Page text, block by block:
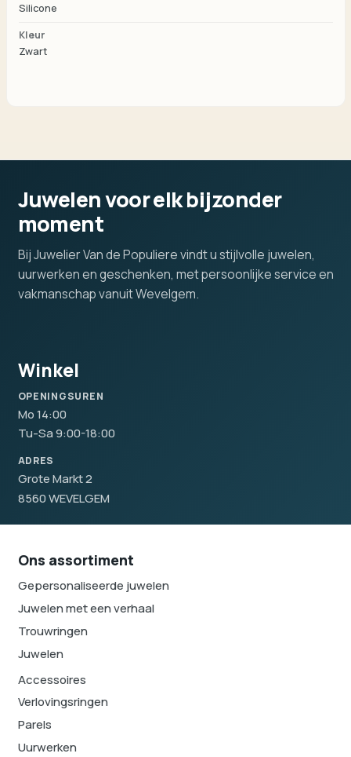
Silicone
Kleur
Zwart
Juwelen voor elk bijzonder
moment
Bij Juwelier Van de Populiere vindt u stijlvolle juwelen,
uurwerken en geschenken, met persoonlijke service en
vakmanschap vanuit Wevelgem.
Winkel
OPENINGSUREN
Mo 14:00
Tu-Sa 9:00-18:00
ADRES
Grote Markt 2
8560 WEVELGEM
Ons assortiment
Gepersonaliseerde juwelen
Juwelen met een verhaal
Trouwringen
Juwelen
Accessoires
Verlovingsringen
Parels
Uurwerken